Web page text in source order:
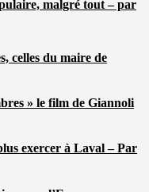
malgré tout – par
celles du maire de
» le film de Giannoli
exercer à Laval – Par